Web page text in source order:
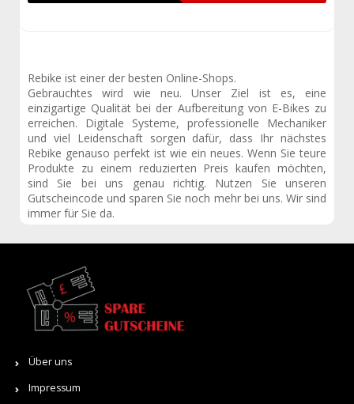
Rebike ist einer der besten Online-Shops.
Gebrauchtes wird wie neu. Unser Ziel ist es, eine
einzigartige Qualität bei der Aufbereitung von E-Bikes zu
erreichen. Digitale Systeme, professionelle Mechaniker
und viel Leidenschaft sorgen dafür, dass Ihr nächstes
Rebike genauso perfekt ist wie ein neues. Wenn Sie teure
Produkte zu einem reduzierten Preis kaufen möchten,
sind Sie bei uns genau richtig. Nutzen Sie unseren
Gutscheincode und sparen Sie noch mehr bei uns. Wir sind
immer für Sie da.
Über uns
Impressum